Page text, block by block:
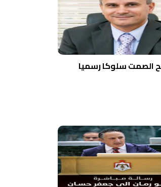
الصمت سلوكا رسميا